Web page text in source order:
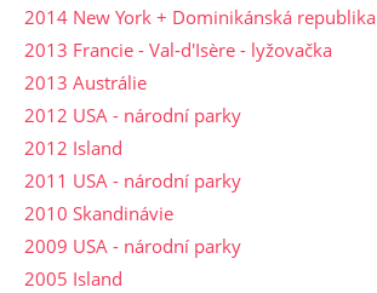
2014 New York + Dominikánská republika
2013 Francie - Val-d'Isère - lyžovačka
2013 Austrálie
2012 USA - národní parky
2012 Island
2011 USA - národní parky
2010 Skandinávie
2009 USA - národní parky
2005 Island